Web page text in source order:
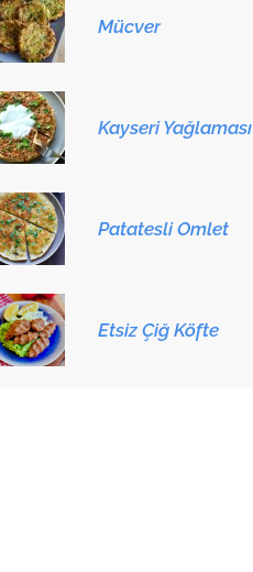
Mücver
Kayseri Yağlaması
Patatesli Omlet
Etsiz Çiğ Köfte